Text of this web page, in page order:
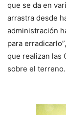
que se da en
arrastra desde
administración
para
que realizan las
sobre el terreno.